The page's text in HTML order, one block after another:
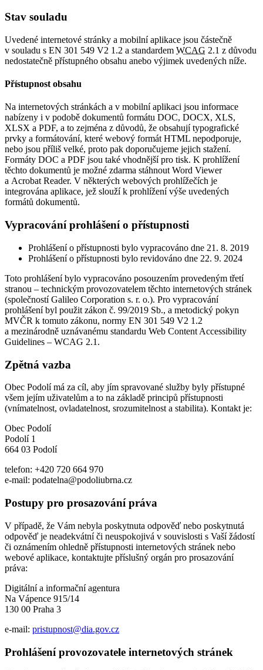
Stav souladu
Uvedené internetové stránky a mobilní aplikace jsou částečně
v souladu s EN 301 549 V2 1.2 a standardem WCAG 2.1 z důvodu
nedostatečně přístupného obsahu anebo výjimek uvedených níže.
Přístupnost obsahu
Na internetových stránkách a v mobilní aplikaci jsou informace
nabízeny i v podobě dokumentů formátu DOC, DOCX, XLS,
XLSX a PDF, a to zejména z důvodů, že obsahují typografické
prvky a formátování, které webový formát HTML nepodporuje,
nebo jsou příliš velké, proto pak doporučujeme jejich stažení.
Formáty DOC a PDF jsou také vhodnější pro tisk. K prohlížení
těchto dokumentů je možné zdarma stáhnout Word Viewer
a Acrobat Reader. V některých webových prohlížečích je
integrována aplikace, jež slouží k prohlížení výše uvedených
formátů dokumentů.
Vypracování prohlášení o přístupnosti
Prohlášení o přístupnosti bylo vypracováno dne 21. 8. 2019
Prohlášení o přístupnosti bylo revidováno dne 22. 9. 2024
Toto prohlášení bylo vypracováno posouzením provedeným třetí
stranou – technickým provozovatelem těchto internetových stránek
(společností Galileo Corporation s. r. o.). Pro vypracování
prohlášení byl použit zákon č. 99/2019 Sb., a metodický pokyn
MVČR k tomuto zákonu, normy EN 301 549 V2 1.2
a mezinárodně uznávanému standardu Web Content Accessibility
Guidelines – WCAG 2.1.
Zpětná vazba
Obec Podolí má za cíl, aby jím spravované služby byly přístupné
všem jejím uživatelům a to na základě principů přístupnosti
(vnímatelnost, ovladatelnost, srozumitelnost a stabilita). Kontakt je:
Obec Podolí
Podolí 1
664 03 Podolí
telefon: +420 720 664 970
e-mail: podatelna@podoliubrna.cz
Postupy pro prosazování práva
V případě, že Vám nebyla poskytnuta odpověď nebo poskytnutá
odpověď je neadekvátní či neuspokojivá v souvislosti s Vaší žádostí
či oznámením ohledně přístupnosti internetových stránek nebo
webové aplikace, kontaktujte příslušný orgán pro prosazování
práva:
Digitální a informační agentura
Na Vápence 915/14
130 00 Praha 3
e-mail: pristupnost@dia.gov.cz
Prohlášení provozovatele internetových stránek